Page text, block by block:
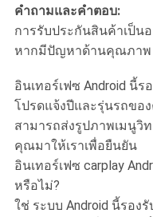
คำถามและคำตอบ:
การรับประกันสินค้าเป็นอ
หากมีปัญหาด้านคุณภาพ
อินเทอร์เฟซ Android นี้
โปรดแจ้งปีและรุ่นรถขอ
สามารถส่งรูปภาพเมนูวิ
คุณมาให้เราเพื่อยืนยัน
อินเทอร์เฟซ carplay
หรือไม่?
ใช่ ระบบ Android นี้รอง